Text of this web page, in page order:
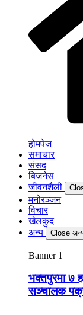
होमपेज
समाचार
संसद
बिजनेस
जीवनशैली
मनोरञ्जन
विचार
खेलकुद
अन्य
Close
Banner 1
भक्तपुरमा ७
सञ्चालक